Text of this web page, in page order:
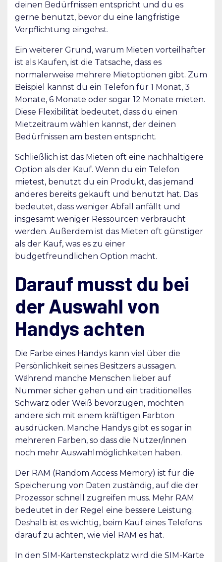
deinen Bedürfnissen entspricht und du es
gerne benutzt, bevor du eine langfristige
Verpflichtung eingehst.
Ein weiterer Grund, warum Mieten vorteilhafter
ist als Kaufen, ist die Tatsache, dass es
normalerweise mehrere Mietoptionen gibt. Zum
Beispiel kannst du ein Telefon für 1 Monat, 3
Monate, 6 Monate oder sogar 12 Monate mieten.
Diese Flexibilität bedeutet, dass du einen
Mietzeitraum wählen kannst, der deinen
Bedürfnissen am besten entspricht.
Schließlich ist das Mieten oft eine nachhaltigere
Option als der Kauf. Wenn du ein Telefon
mietest, benutzt du ein Produkt, das jemand
anderes bereits gekauft und benutzt hat. Das
bedeutet, dass weniger Abfall anfällt und
insgesamt weniger Ressourcen verbraucht
werden. Außerdem ist das Mieten oft günstiger
als der Kauf, was es zu einer
budgetfreundlichen Option macht.
Darauf musst du bei
der Auswahl von
Handys achten
Die Farbe eines Handys kann viel über die
Persönlichkeit seines Besitzers aussagen.
Während manche Menschen lieber auf
Nummer sicher gehen und ein traditionelles
Schwarz oder Weiß bevorzugen, möchten
andere sich mit einem kräftigen Farbton
ausdrücken. Manche Handys gibt es sogar in
mehreren Farben, so dass die Nutzer/innen
noch mehr Auswahlmöglichkeiten haben.
Der RAM (Random Access Memory) ist für die
Speicherung von Daten zuständig, auf die der
Prozessor schnell zugreifen muss. Mehr RAM
bedeutet in der Regel eine bessere Leistung.
Deshalb ist es wichtig, beim Kauf eines Telefons
darauf zu achten, wie viel RAM es hat.
In den SIM-Kartensteckplatz wird die SIM-Karte